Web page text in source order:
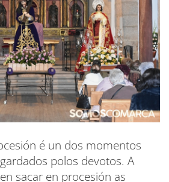
é un dos momentos
polos devotos. A
sacar en procesión as